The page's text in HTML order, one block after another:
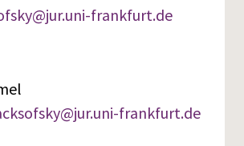
frankfurt.de
frankfurt.de